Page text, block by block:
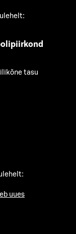
tasu
uues